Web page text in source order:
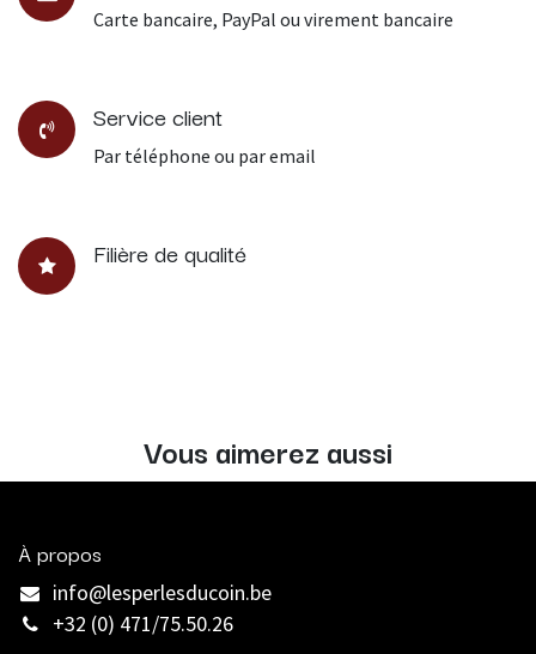
Carte bancaire, PayPal ou virement bancaire
Service client
Par téléphone ou par email
Filière de qualité
Vous aimerez aussi
À propos
info@lesperlesducoin.be​
+32 (0) 471/75.50.26